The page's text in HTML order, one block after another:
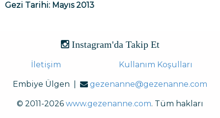
Gezi Tarihi: Mayıs 2013
Instagram'da Takip Et
İletişim Kullanım Koşulları
Embiye Ülgen | gezenanne@gezenanne.com
© 2011-2026 www.gezenanne.com. Tüm hakları